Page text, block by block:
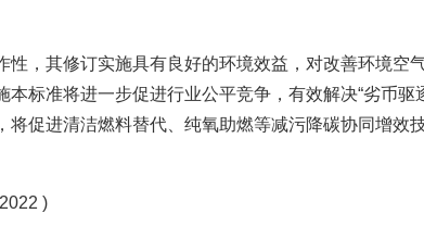
，其修订实施具有良好的环境效益，对改善环境空
标准将进一步促进行业公平竞争，有效解决“劣币驱
促进清洁燃料替代、纯氧助燃等减污降碳协同增效
)